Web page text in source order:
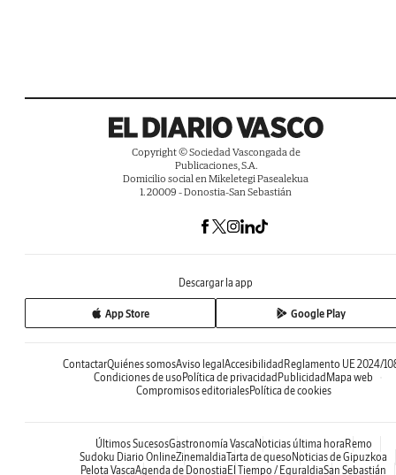
Copyright © Sociedad Vascongada de
Publicaciones, S.A.
Domicilio social en Mikeletegi Pasealekua
1. 20009 - Donostia-San Sebastián
Descargar la app
App Store Google Play
ContactarQuiénes somosAviso legal Accesibilidad Reglamento UE 2024/
Condiciones de uso Política de privacidad Publicidad Mapa web
Compromisos editorialesPolítica de cookies
Últimos SucesosGastronomía Vasca Noticias última hora Remo
Sudoku Diario OnlineZinemaldiaTarta de queso Noticias de Gipuzkoa
Pelota VascaAgenda de Donostia El Tiempo / EguraldiaSan Sebastián